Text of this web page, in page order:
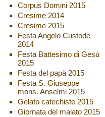
Corpus Domini 2015
Cresime 2014
Cresime 2015
Festa Angelo Custode
2014
Festa Battesimo di Gesù
2015
Festa del papà 2015
Festa S. Giuseppe
mons. Anselmi 2015
Gelato catechiste 2015
Giornata del malato 2015